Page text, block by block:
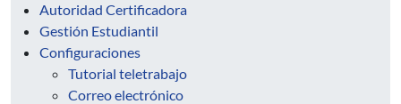
Autoridad Certificadora
Gestión Estudiantil
Configuraciones
Tutorial teletrabajo
Correo electrónico